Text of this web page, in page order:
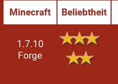
Minecraft Beliebtheit
1.7.10
Forge